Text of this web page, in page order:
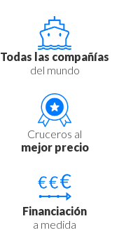
Todas las compañías
del mundo
Cruceros al
mejor precio
Financiación
a medida